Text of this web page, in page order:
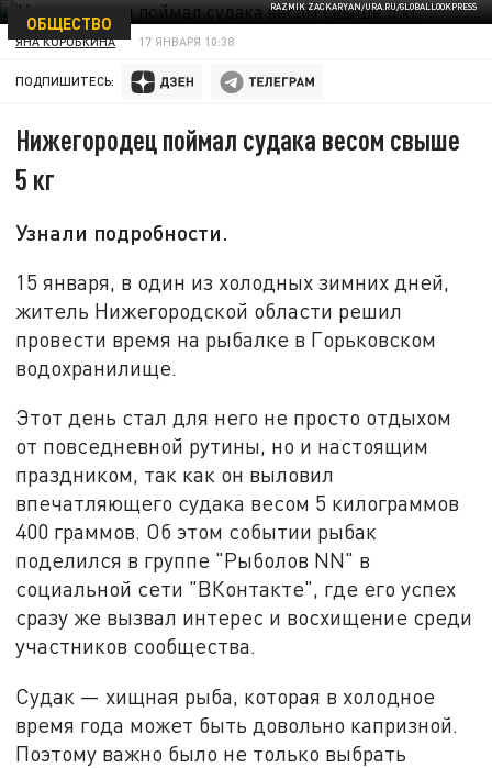
RAZMIK ZACKARYAN/URA.RU/GLOBALLOOKPRESS
ОБЩЕСТВО
ЯНА КОРОБКИНА 17 ЯНВАРЯ 10:38
ПОДПИШИТЕСЬ:
Нижегородец поймал судака весом свыше
5 кг
Узнали подробности.
15 января, в один из холодных зимних дней,
житель Нижегородской области решил
провести время на рыбалке в Горьковском
водохранилище.
Этот день стал для него не просто отдыхом
от повседневной рутины, но и настоящим
праздником, так как он выловил
впечатляющего судака весом 5 килограммов
400 граммов. Об этом событии рыбак
поделился в группе "Рыболов NN" в
социальной сети "ВКонтакте", где его успех
сразу же вызвал интерес и восхищение среди
участников сообщества.
Судак — хищная рыба, которая в холодное
время года может быть довольно капризной.
Поэтому важно было не только выбрать